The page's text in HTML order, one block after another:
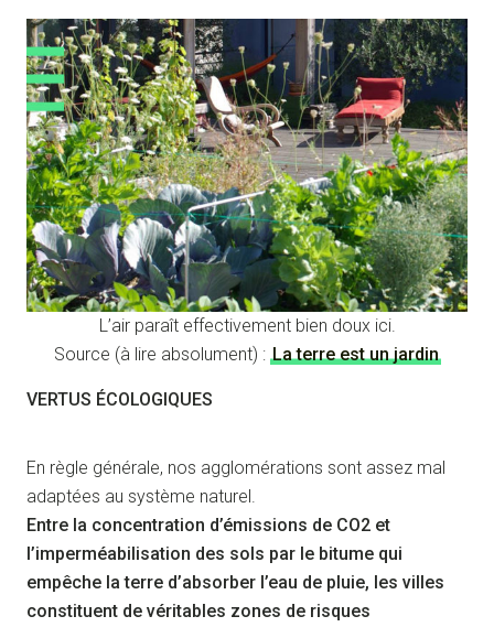
L’air paraît effectivement bien doux ici.
Source (à lire absolument) : La terre est un jardin
VERTUS ÉCOLOGIQUES
En règle générale, nos agglomérations sont assez mal
adaptées au système naturel.
Entre la concentration d’émissions de CO2 et
l’imperméabilisation des sols par le bitume qui
empêche la terre d’absorber l’eau de pluie, les villes
constituent de véritables zones de risques